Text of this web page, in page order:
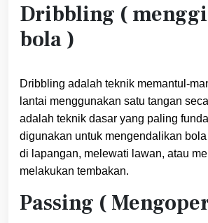
Dribbling (
bola )
Dribbling adalah teknik memantul-
lantai menggunakan satu tangan
adalah teknik dasar yang paling
digunakan untuk mengendalikan
di lapangan, melewati lawan, atau
melakukan tembakan.
Passing (